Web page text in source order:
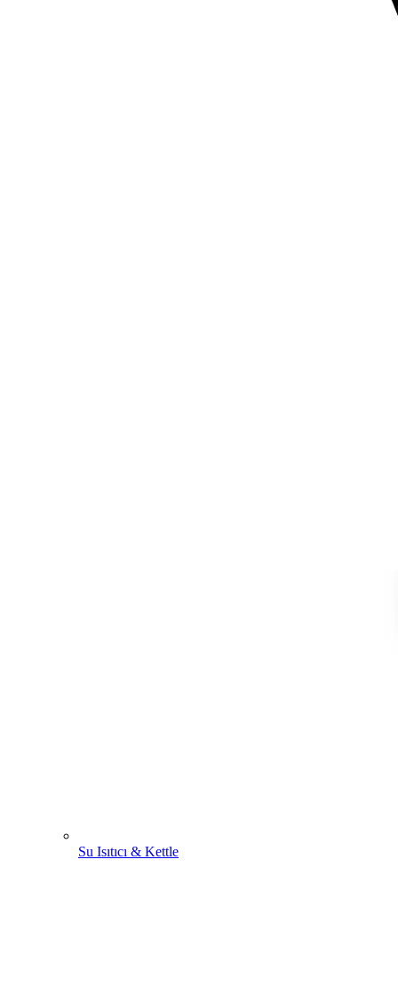
Su Isıtıcı & Kettle